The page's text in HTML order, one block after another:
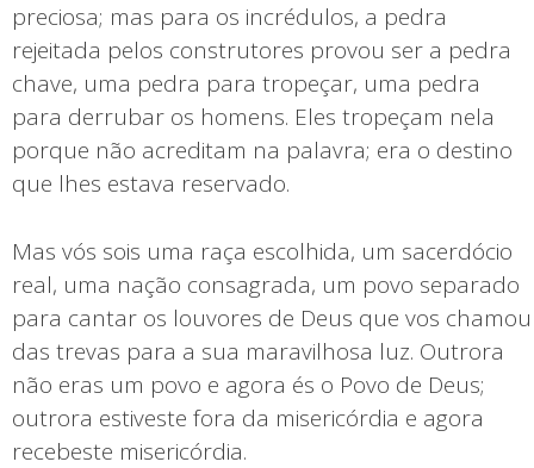
preciosa; mas para os incrédulos, a pedra
rejeitada pelos construtores provou ser a pedra
chave, uma pedra para tropeçar, uma pedra
para derrubar os homens. Eles tropeçam nela
porque não acreditam na palavra; era o destino
que lhes estava reservado.
Mas vós sois uma raça escolhida, um sacerdócio
real, uma nação consagrada, um povo separado
para cantar os louvores de Deus que vos chamou
das trevas para a sua maravilhosa luz. Outrora
não eras um povo e agora és o Povo de Deus;
outrora estiveste fora da misericórdia e agora
recebeste misericórdia.